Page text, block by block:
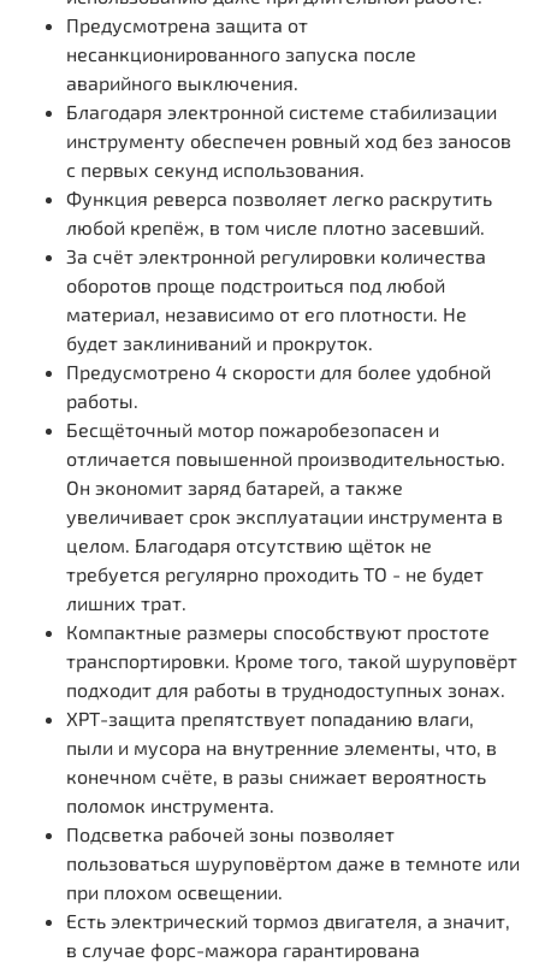
Предусмотрена защита от
несанкционированного запуска после
аварийного выключения.
Благодаря электронной системе стабилизации
инструменту обеспечен ровный ход без заносов
с первых секунд использования.
Функция реверса позволяет легко раскрутить
любой крепёж, в том числе плотно засевший.
За счёт электронной регулировки количества
оборотов проще подстроиться под любой
материал, независимо от его плотности. Не
будет заклиниваний и прокруток.
Предусмотрено 4 скорости для более удобной
работы.
Бесщёточный мотор пожаробезопасен и
отличается повышенной производительностью.
Он экономит заряд батарей, а также
увеличивает срок эксплуатации инструмента в
целом. Благодаря отсутствию щёток не
требуется регулярно проходить ТО - не будет
лишних трат.
Компактные размеры способствуют простоте
транспортировки. Кроме того, такой шуруповёрт
подходит для работы в труднодоступных зонах.
ХРТ-защита препятствует попаданию влаги,
пыли и мусора на внутренние элементы, что, в
конечном счёте, в разы снижает вероятность
поломок инструмента.
Подсветка рабочей зоны позволяет
пользоваться шуруповёртом даже в темноте или
при плохом освещении.
Есть электрический тормоз двигателя, а значит,
в случае форс-мажора гарантирована